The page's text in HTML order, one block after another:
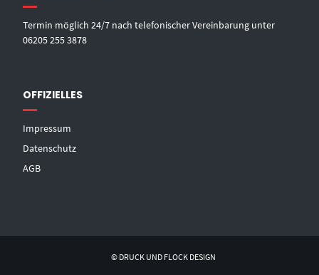
Termin möglich 24/7 nach telefonischer Vereinbarung unter
06205 255 3878
OFFIZIELLES
Impressum
Datenschutz
AGB
© DRUCK UND FLOCK DESIGN